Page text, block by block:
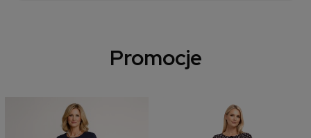
Promocje